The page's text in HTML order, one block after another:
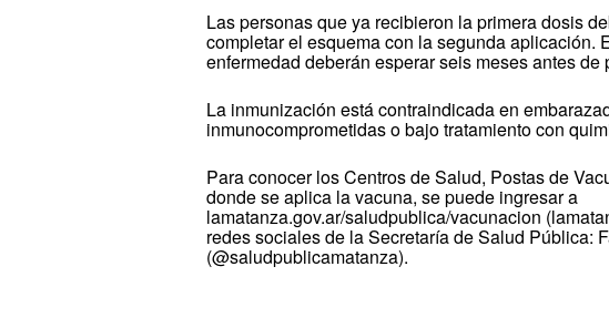
Las personas que ya recibieron la primera dosis
completar el esquema con la segunda aplicación.
enfermedad deberán esperar seis meses antes de
La inmunización está contraindicada en
inmunocomprometidas o bajo tratamiento con
Para conocer los Centros de Salud, Postas de
donde se aplica la vacuna, se puede ingresar a
lamatanza.gov.ar/saludpublica/vacunacion
redes sociales de la Secretaría de Salud Pública:
(@saludpublicamatanza).